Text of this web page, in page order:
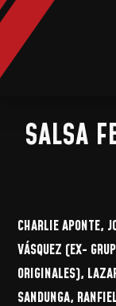
SALSA
CHARLIE APONTE,
VÁSQUEZ (EX-
ORIGINALES),
SANDUNGA,